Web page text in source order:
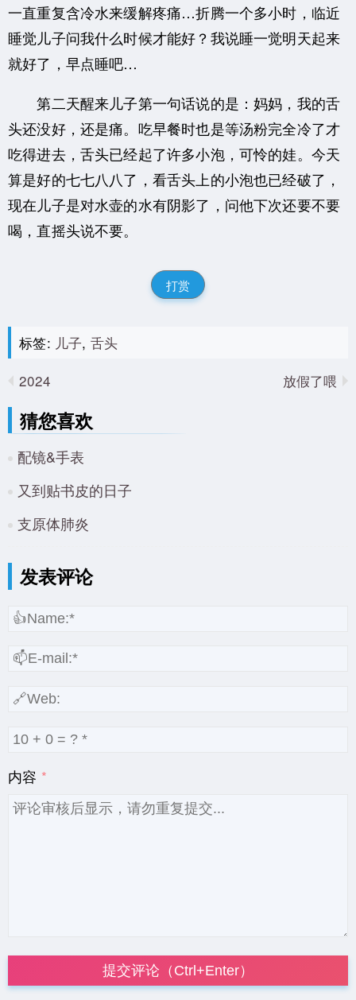
一直重复含冷水来缓解疼痛…折腾一个多小时，临近
睡觉儿子问我什么时候才能好？我说睡一觉明天起来
就好了，早点睡吧…
第二天醒来儿子第一句话说的是：妈妈，我的舌
头还没好，还是痛。吃早餐时也是等汤粉完全冷了才
吃得进去，舌头已经起了许多小泡，可怜的娃。今天
算是好的七七八八了，看舌头上的小泡也已经破了，
现在儿子是对水壶的水有阴影了，问他下次还要不要
喝，直摇头说不要。
打赏
标签: 儿子, 舌头
2024
放假了喂
猜您喜欢
配镜&手表
又到贴书皮的日子
支原体肺炎
发表评论
内容
提交评论（Ctrl+Enter）